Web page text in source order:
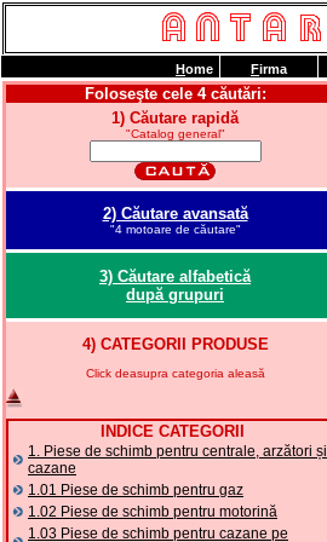
Foloseşte cele 4 căutări:
1) Căutare rapidă
"Catalog general"
2) Căutare avansată
"4 motoare de căutare"
3) Căutare alfabetică
după grupuri
4) CATEGORII PRODUSE
Click deasupra categoria aleasă
INDICE CATEGORII
1. Piese de schimb pentru centrale, arzători și
cazane
1.01 Piese de schimb pentru gaz
1.02 Piese de schimb pentru motorină
1.03 Piese de schimb pentru cazane pe
Home Firma